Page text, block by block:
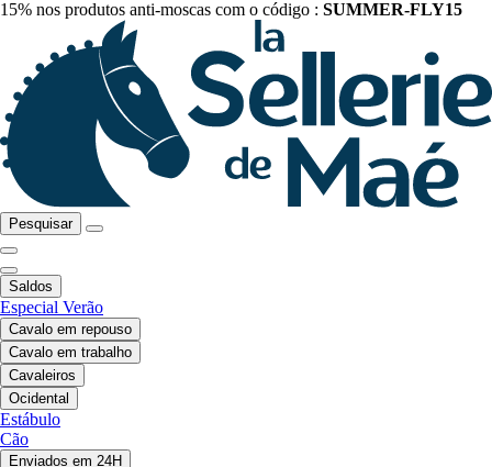
15% nos produtos anti-moscas com o código : SUMMER-FLY15
Pesquisar
Saldos
Especial Verão
Cavalo em repouso
Cavalo em trabalho
Cavaleiros
Ocidental
Estábulo
Cão
Enviados em 24H